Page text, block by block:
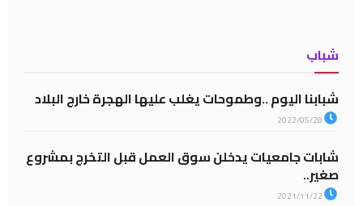
شباب
شبابنا اليوم ..وطموحات يغلب عليها الهجرة خارج البلاد
شابات جامعيات يدخلن سوق العمل قبل التخرج بمشروع
صغير..